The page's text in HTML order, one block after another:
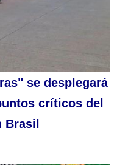
se desplegará
críticos del
Brasil